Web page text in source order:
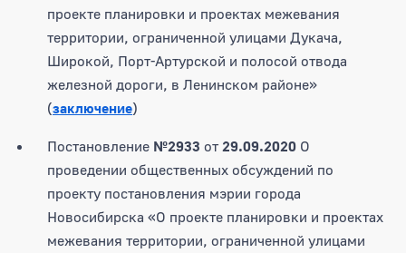
проекте планировки и проектах межевания
территории, ограниченной улицами Дукача,
Широкой, Порт-Артурской и полосой отвода
железной дороги, в Ленинском районе»
(заключение)
Постановление №2933 от 29.09.2020 О
проведении общественных обсуждений по
проекту постановления мэрии города
Новосибирска «О проекте планировки и проектах
межевания территории, ограниченной улицами